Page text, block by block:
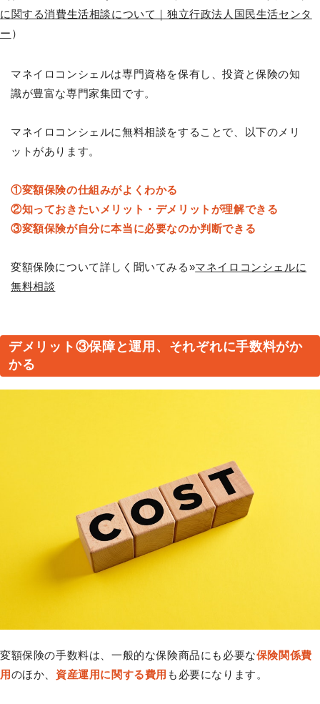
に関する消費生活相談について｜独立行政法人国民生活センタ
ー ）
マネイロコンシェルは専門資格を保有し、投資と保険の知
識が豊富な専門家集団です。
マネイロコンシェルに無料相談をすることで、以下のメリ
ットがあります。
①変額保険の仕組みがよくわかる
②知っておきたいメリット・デメリットが理解できる
③変額保険が自分に本当に必要なのか判断できる
変額保険について詳しく聞いてみる»マネイロコンシェルに
無料相談
デメリット③保障と運用、それぞれに手数料がか
かる
変額保険の手数料は、一般的な保険商品にも必要な保険関係費
用のほか、 資産運用に関する費用 も必要になります。